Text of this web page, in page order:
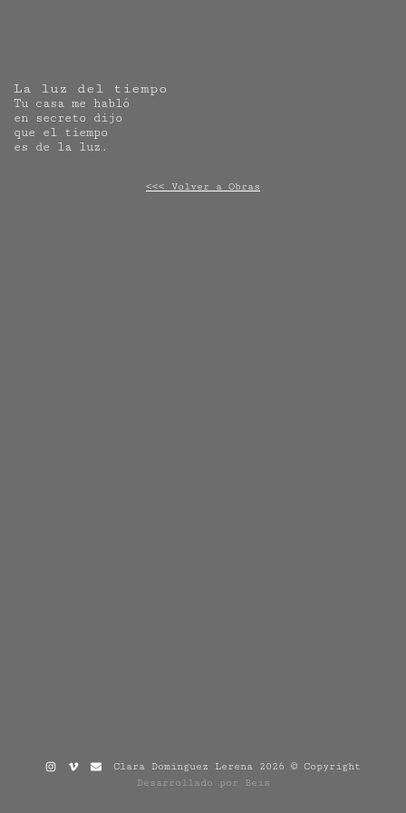
La luz del tiempo
Tu casa me habló
en secreto dijo
que el tiempo
es de la luz.
<<< Volver a Obras
Clara Dominguez Lerena 2026 © Copyright
Desarrollado por Beis